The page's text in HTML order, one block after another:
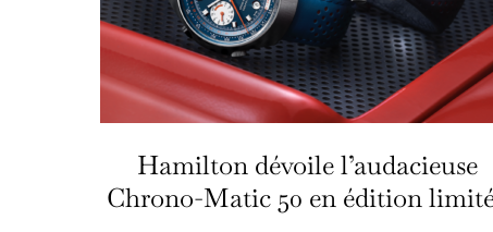
Hamilton dévoile l’audacieuse
Chrono-Matic 50 en édition